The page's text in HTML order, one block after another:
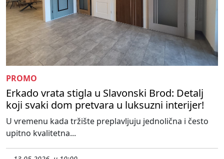
PROMO
Erkado vrata stigla u Slavonski Brod: Detalj
koji svaki dom pretvara u luksuzni interijer!
U vremenu kada tržište preplavljuju jednolična i često
upitno kvalitetna...